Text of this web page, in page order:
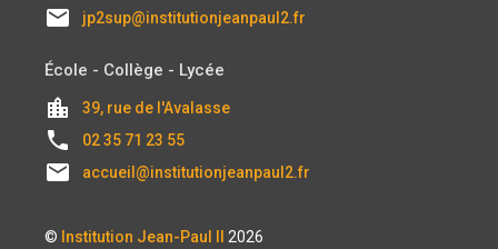
email jp2sup@institutionjeanpaul2.fr
École - Collège - Lycée
location_city 39, rue de l'Avalasse
local_phone 02 35 71 23 55
email accueil@institutionjeanpaul2.fr
© Institution Jean-Paul II 2026